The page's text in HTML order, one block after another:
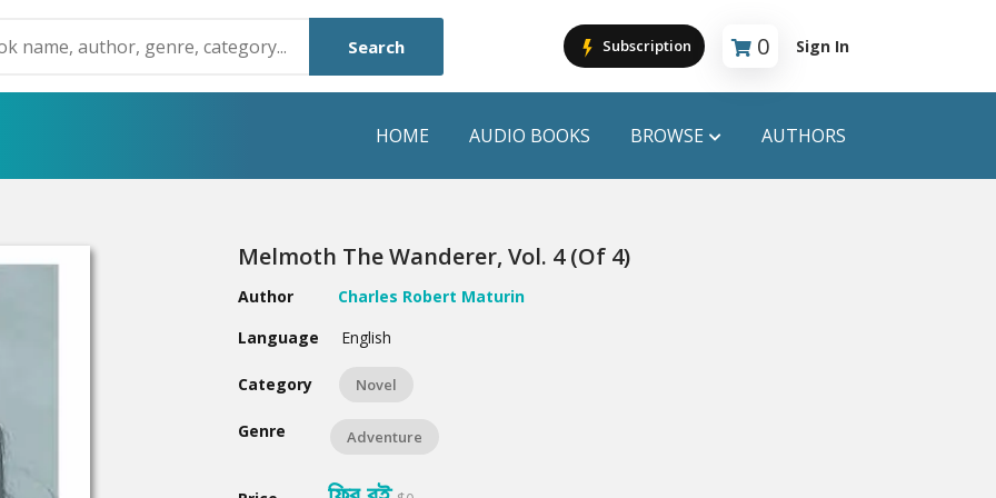
Search Subscription 0
Cart is empty
Sign In
HOME AUDIO BOOKS BROWSE
Humayun Ahmed
Mouri Morium
Hot & New
Featured Event
AUTHORS
Melmoth The Wanderer, Vol. 4 (of 4)
Author
Charles Robert Maturin
Language
English
Category Novel
Genre Adventure